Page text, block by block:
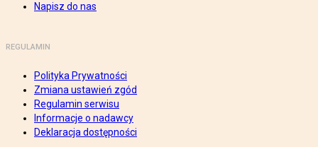
Napisz do nas
REGULAMIN
Polityka Prywatności
Zmiana ustawień zgód
Regulamin serwisu
Informacje o nadawcy
Deklaracja dostępności